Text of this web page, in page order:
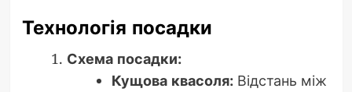
Технологія посадки
Схема посадки:
Кущова квасоля:Відстань між